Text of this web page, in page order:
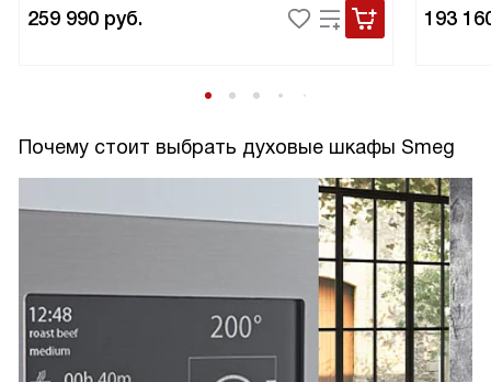
259 990 руб. 193
Почему стоит выбрать духовые шкафы Smeg